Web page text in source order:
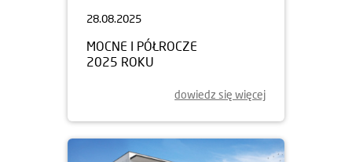
28.08.2025
MOCNE I PÓŁROCZE
2025 ROKU
dowiedz się więcej